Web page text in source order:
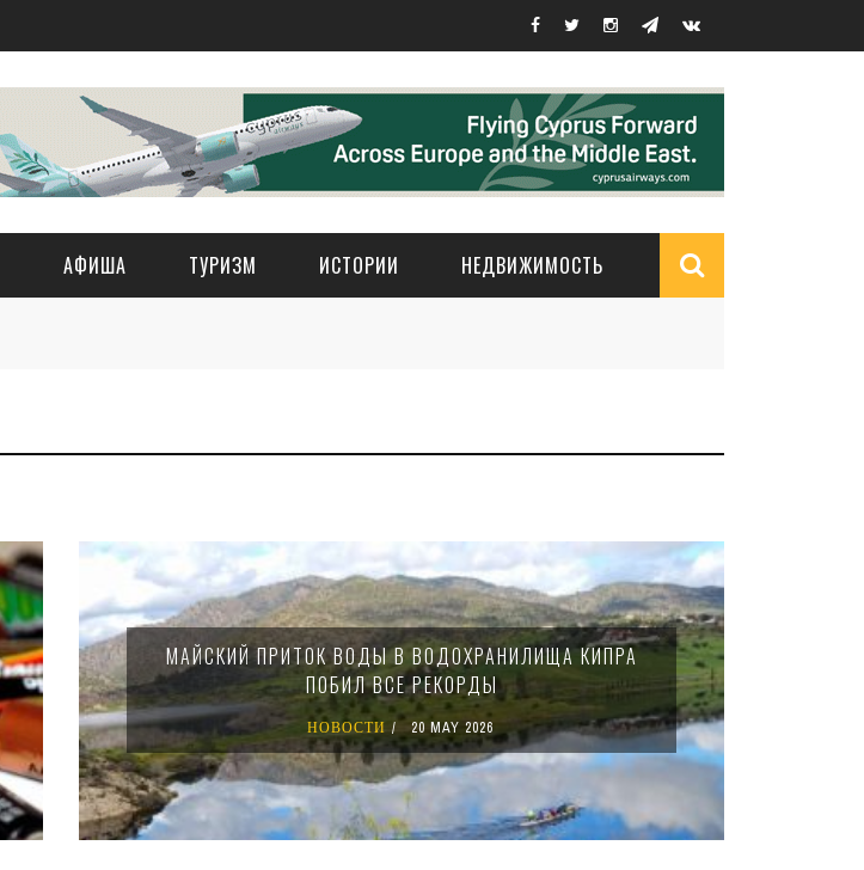
АФИША ТУРИЗМ ИСТОРИИ НЕДВИЖИМОСТЬ
МАЙСКИЙ ПРИТОК ВОДЫ В ВОДОХРАНИЛИЩА КИПРА
ПОБИЛ ВСЕ РЕКОРДЫ
НОВОСТИ 20 MAY 2026